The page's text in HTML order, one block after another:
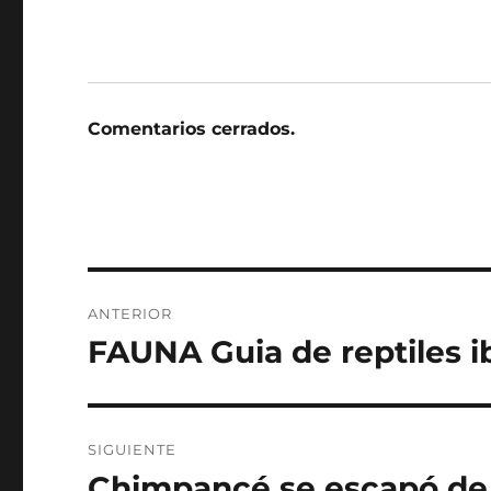
Comentarios cerrados.
de
ANTERIOR
Entrada
FAUNA Guia de reptiles
SIGUIENTE
Entrada